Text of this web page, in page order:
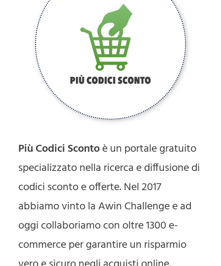
Più Codici Scontoè un portale gratuito
specializzato nella ricerca e diffusione di
codici sconto e offerte. Nel 2017
abbiamo vinto la Awin Challenge e ad
oggi collaboriamo con oltre 1300 e-
commerce per garantire un risparmio